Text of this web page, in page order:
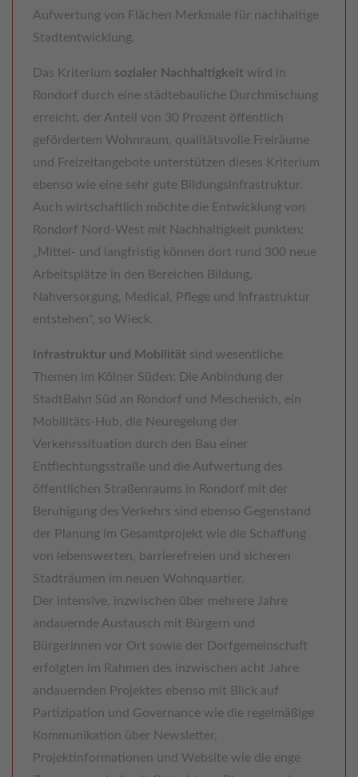
Aufwertung von Flächen Merkmale für nachhaltige
Stadtentwicklung.
Das Kriterium sozialer Nachhaltigkeit wird in
Rondorf durch eine städtebauliche Durchmischung
erreicht, der Anteil von 30 Prozent öffentlich
gefördertem Wohnraum, qualitätsvolle Freiräume
und Freizeitangebote unterstützen dieses Kriterium
ebenso wie eine sehr gute Bildungsinfrastruktur.
Auch wirtschaftlich möchte die Entwicklung von
Rondorf Nord-West mit Nachhaltigkeit punkten:
„Mittel- und langfristig können dort rund 300 neue
Arbeitsplätze in den Bereichen Bildung,
Nahversorgung, Medical, Pflege und Infrastruktur
entstehen“, so Wieck.
Infrastruktur und Mobilität sind wesentliche
Themen im Kölner Süden: Die Anbindung der
StadtBahn Süd an Rondorf und Meschenich, ein
Mobilitäts-Hub, die Neuregelung der
Verkehrssituation durch den Bau einer
Entflechtungsstraße und die Aufwertung des
öffentlichen Straßenraums in Rondorf mit der
Beruhigung des Verkehrs sind ebenso Gegenstand
der Planung im Gesamtprojekt wie die Schaffung
von lebenswerten, barrierefreien und sicheren
Stadträumen im neuen Wohnquartier.
Der intensive, inzwischen über mehrere Jahre
andauernde Austausch mit Bürgern und
Bürgerinnen vor Ort sowie der Dorfgemeinschaft
erfolgten im Rahmen des inzwischen acht Jahre
andauernden Projektes ebenso mit Blick auf
Partizipation und Governance wie die regelmäßige
Kommunikation über Newsletter,
Projektinformationen und Website wie die enge